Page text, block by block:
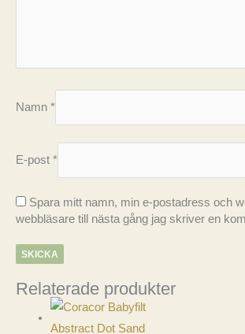
Namn *
E-post *
Spara mitt namn, min e-postadress och
webbläsare till nästa gång jag skriver en
Relaterade produkter